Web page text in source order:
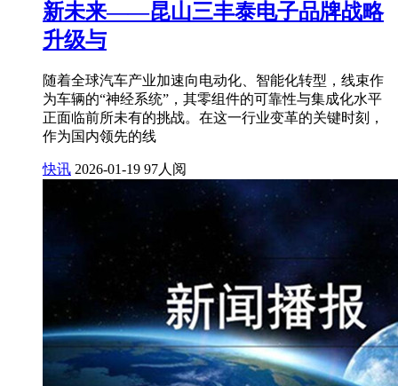
新未来——昆山三丰泰电子品牌战略
升级与
随着全球汽车产业加速向电动化、智能化转型，线束作
为车辆的“神经系统”，其零组件的可靠性与集成化水平
正面临前所未有的挑战。在这一行业变革的关键时刻，
作为国内领先的线
快讯 2026-01-19 97人阅